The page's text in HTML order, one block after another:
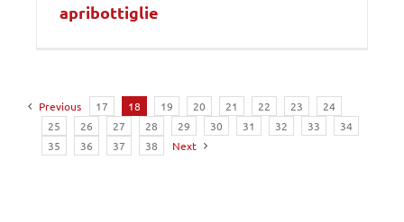
apribottiglie
Previous 17 18 19 20 21 22 23
24
25
26 27 28 29 30 31 32 33
34
35
36 37 38 Next